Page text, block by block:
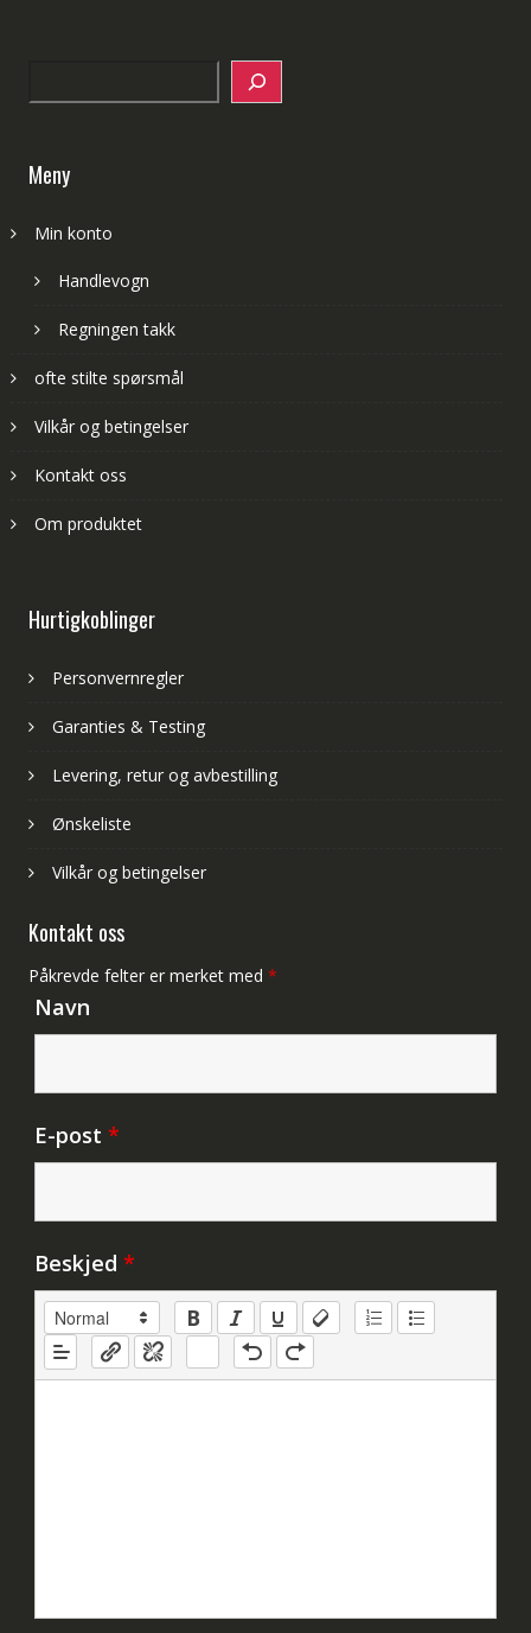
Meny
Min konto
Handlevogn
Regningen takk
ofte stilte spørsmål
Vilkår og betingelser
Kontakt oss
Om produktet
Hurtigkoblinger
Personvernregler
Garanties & Testing
Levering, retur og avbestilling
Ønskeliste
Vilkår og betingelser
Kontakt oss
Påkrevde felter er merket med *
Navn
E-post *
Beskjed *